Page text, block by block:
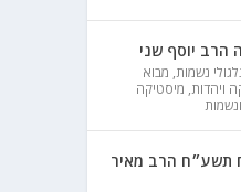
הרב יוסף שני
נשמות, מבוא
ויהדות, מיסטיקה
תשע״ח הרב מאיר